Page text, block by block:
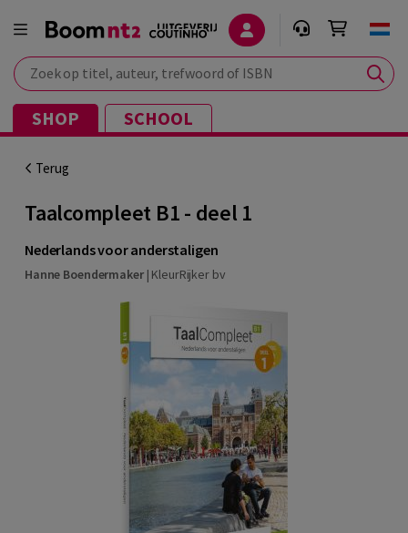
Zoek op titel, auteur, trefwoord of ISBN
SHOP SCHOOL
Terug
Taalcompleet B1 - deel 1
Nederlands voor anderstaligen
Hanne Boendermaker| KleurRijker bv